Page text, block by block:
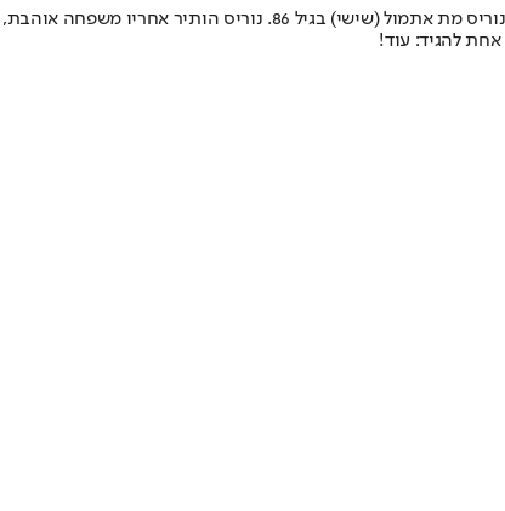
מת אתמול (שישי) בגיל 86
. נוריס הותיר אחריו משפחה
להגיד: עוד!